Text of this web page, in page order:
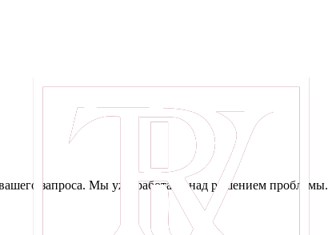
запроса. Мы уже работаем над решением проблемы.